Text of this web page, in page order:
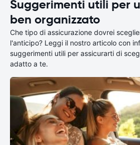
Suggerimenti utili per
ben organizzato
Che tipo di assicurazione dovrei
l'anticipo? Leggi il nostro articolo con
suggerimenti utili per assicurarti di
adatto a te.